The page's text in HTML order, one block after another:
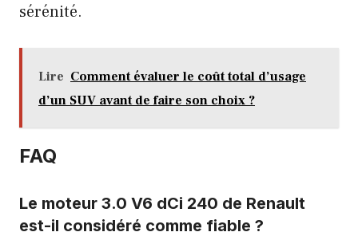
sérénité.
Lire Comment évaluer le coût total d’usage
d’un SUV avant de faire son choix ?
FAQ
Le moteur 3.0 V6 dCi 240 de Renault
est-il considéré comme fiable ?